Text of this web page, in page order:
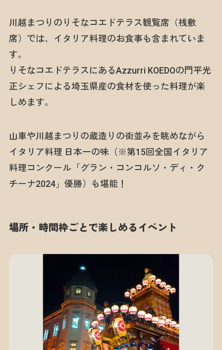
川越まつりのりそなコエドテラス観覧席（桟敷
席）では、イタリア料理のお食事も含まれていま
す。
りそなコエドテラスにあるAzzurri KOEDOの門平光
正シェフによる埼玉県産の食材を使った料理が楽
しめます。
山車や川越まつりの蔵造りの街並みを眺めながら
イタリア料理 日本一の味（※第15回全国イタリア
料理コンクール「グラン・コンコルソ・ディ・ク
チーナ2024」優勝）も堪能！
場所・時間枠ごとで楽しめるイベント